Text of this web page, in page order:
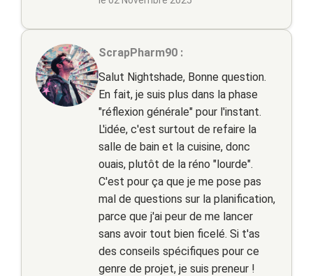
ScrapPharm90 :
Salut Nightshade, Bonne question.
En fait, je suis plus dans la phase
"réflexion générale" pour l'instant.
L'idée, c'est surtout de refaire la
salle de bain et la cuisine, donc
ouais, plutôt de la réno "lourde".
C'est pour ça que je me pose pas
mal de questions sur la planification,
parce que j'ai peur de me lancer
sans avoir tout bien ficelé. Si t'as
des conseils spécifiques pour ce
genre de projet, je suis preneur !